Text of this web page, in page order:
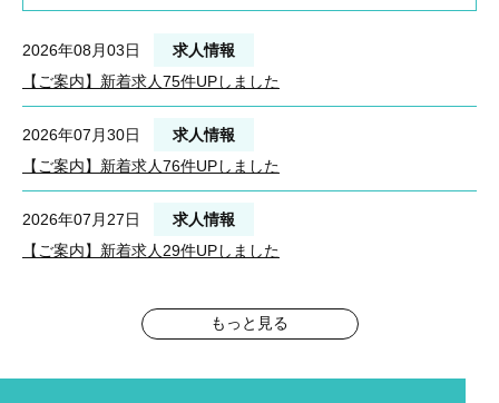
2026年08月03日
求人情報
【ご案内】新着求人75件UPしました
2026年07月30日
求人情報
【ご案内】新着求人76件UPしました
2026年07月27日
求人情報
【ご案内】新着求人29件UPしました
もっと見る